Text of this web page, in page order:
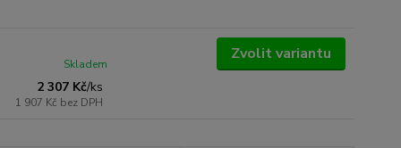
2 307 Kč/ks
1 907 Kč bez DPH
Skladem
Zvolit variantu